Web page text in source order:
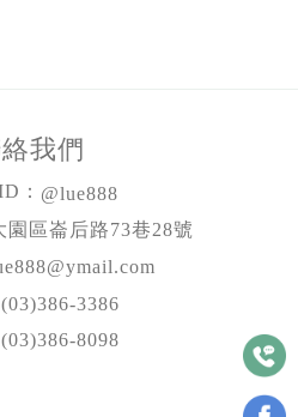
我們
： @lue888
園區崙后路73巷28號
(03)386-3386
8098